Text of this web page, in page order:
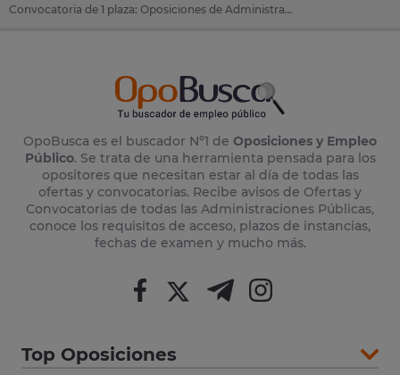
Convocatoria de 1 plaza: Oposiciones de Administrativo en Bueu (Casco Urbano) (Pontevedra)
OpoBusca es el buscador Nº1 de Oposiciones y Empleo
Público. Se trata de una herramienta pensada para los
opositores que necesitan estar al día de todas las
ofertas y convocatorias. Recibe avisos de Ofertas y
Convocatorias de todas las Administraciones Públicas,
conoce los requisitos de acceso, plazos de instancias,
fechas de examen y mucho más.
Top Oposiciones